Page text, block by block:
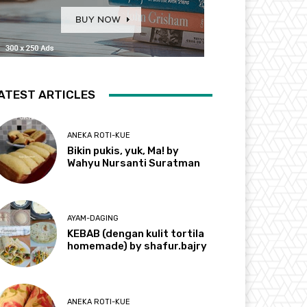
ARTICLES
ANEKA ROTI-KUE
Bikin pukis, yuk, Ma! by
Wahyu Nursanti Suratman
AYAM-DAGING
KEBAB (dengan kulit tortila
homemade) by shafur.bajry
ANEKA ROTI-KUE